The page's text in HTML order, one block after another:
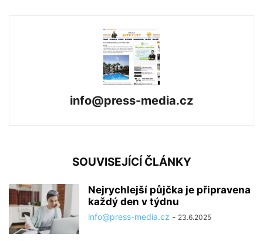
info@press-media.cz
SOUVISEJÍCÍ ČLÁNKY
Nejrychlejší půjčka je připravena
každý den v týdnu
info@press-media.cz - 23.6.2025